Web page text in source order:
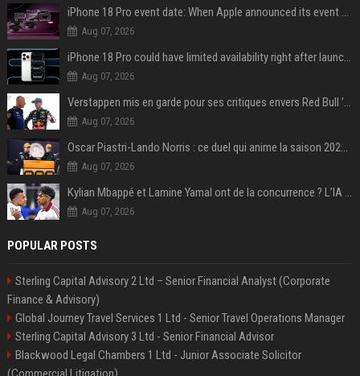
iPhone 18 Pro event date: When Apple announced its event over the last six years
Aug 07, 2026
iPhone 18 Pro could have limited availability right after launch: report
Aug 07, 2026
Verstappen mis en garde pour ses critiques envers Red Bull ’qui vont parfois trop loin’
Aug 07, 2026
Oscar Piastri-Lando Norris : ce duel qui anime la saison 2025 de Formule 1
Aug 07, 2026
Kylian Mbappé et Lamine Yamal ont de la concurrence ? L’IA annonce les 5 joueurs qui vont dominer le football dans les années à venir !
Aug 07, 2026
POPULAR POSTS
Sterling Capital Advisory 2 Ltd – Senior Financial Analyst (Corporate
Finance & Advisory)
Global Journey Travel Services 1 Ltd - Senior Travel Operations Manager
Sterling Capital Advisory 3 Ltd - Senior Financial Advisor
Blackwood Legal Chambers 1 Ltd - Junior Associate Solicitor